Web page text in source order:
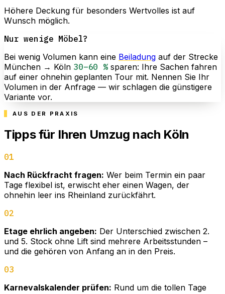
Höhere Deckung für besonders Wertvolles ist auf
Wunsch möglich.
Nur wenige Möbel?
Bei wenig Volumen kann eine Beiladung auf der Strecke
München → Köln 30–60 %sparen: Ihre Sachen fahren
auf einer ohnehin geplanten Tour mit. Nennen Sie Ihr
Volumen in der Anfrage — wir schlagen die günstigere
Variante vor.
AUS DER PRAXIS
Tipps für Ihren Umzug nach Köln
01
Nach Rückfracht fragen: Wer beim Termin ein paar
Tage flexibel ist, erwischt eher einen Wagen, der
ohnehin leer ins Rheinland zurückfährt.
02
Etage ehrlich angeben: Der Unterschied zwischen 2.
und 5. Stock ohne Lift sind mehrere Arbeitsstunden –
und die gehören von Anfang an in den Preis.
03
Karnevalskalender prüfen: Rund um die tollen Tage